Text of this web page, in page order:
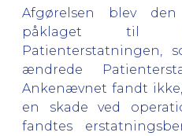
Afgørelsen blev
påklaget til
Patienterstatningen,
ændrede
Ankenævnet fandt
en skade ved
fandtes